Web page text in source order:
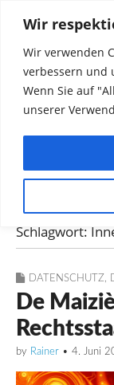
Wir
Wir verwenden
verbessern und
Wenn Sie auf
unserer
Rainer
Dinge
Schlagwort:
DATENSCHUTZ,
De
by Rainer • 4. Juni